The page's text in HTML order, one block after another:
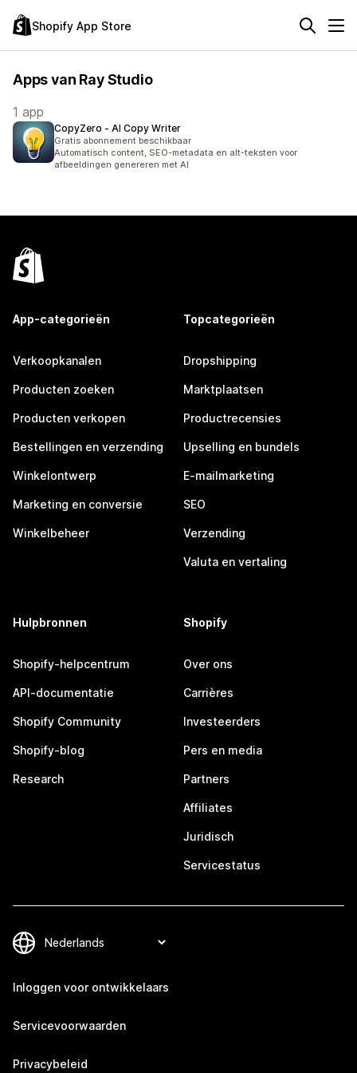
Shopify App Store
Apps van Ray Studio
1 app
CopyZero ‑ AI Copy Writer
Gratis abonnement beschikbaar
Automatisch content, SEO-metadata en alt-teksten voor
afbeeldingen genereren met AI
App-categorieën
Verkoopkanalen
Producten zoeken
Producten verkopen
Bestellingen en verzending
Winkelontwerp
Marketing en conversie
Winkelbeheer
Topcategorieën
Dropshipping
Marktplaatsen
Productrecensies
Upselling en bundels
E-mailmarketing
SEO
Verzending
Valuta en vertaling
Hulpbronnen
Shopify-helpcentrum
API-documentatie
Shopify Community
Shopify-blog
Research
Shopify
Over ons
Carrières
Investeerders
Pers en media
Partners
Affiliates
Juridisch
Servicestatus
Inloggen voor ontwikkelaars
Servicevoorwaarden
Privacybeleid